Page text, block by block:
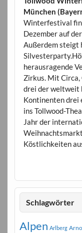
München
Winterfestival
Dezember auf
Außerdem steigt
herausragende
Zirkus. Mit Circa,
drei der weltweit
Kontinenten drei
ins Tollwood-
Jahr der
Köstlichkeiten
Schlagwörter
Alpen Arlberg